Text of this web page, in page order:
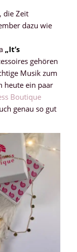
die Zeit
dazu wie
„It’s
gehören
Musik zum
heute ein paar
Boutique
genau so gut